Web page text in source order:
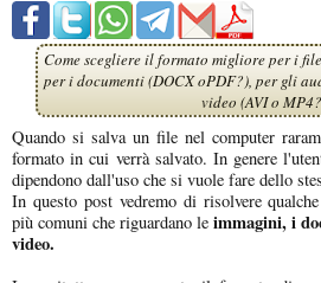
Come scegliere il formato migliore per i
per i documenti (DOCX oPDF?), per gli
video (AVI o
Quando si salva un file nel computer
formato in cui verrà salvato. In genere
dipendono dall'uso che si vuole fare dello
In questo post vedremo di risolvere
più comuni che riguardano le immagini, i
video.